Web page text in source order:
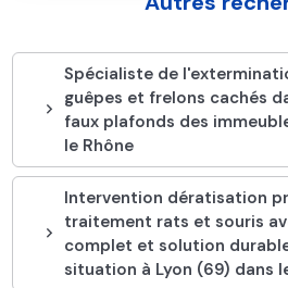
Spécialiste de
guêpes et frelons cachés
faux plafonds des
le Rhône
Intervention dératisation
traitement rats et souris
complet et solution
situation à Lyon (69) dans